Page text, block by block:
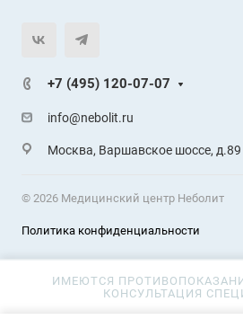
+7 (495) 120-07-07
info@nebolit.ru
Москва, Варшавское шоссе, д.89
© 2026 Медицинский центр Неболит
Политика конфиденциальности
ИМЕЮТСЯ
КОНСУЛЬТАЦИЯ